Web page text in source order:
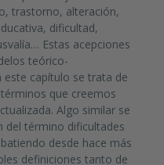
trastorno, alteración,
dificultad,
Estas acepciones
teórico-
este capítulo se trata de
que creemos
Algo similar se
del término dificultades
desde hace más
definiciones tanto de